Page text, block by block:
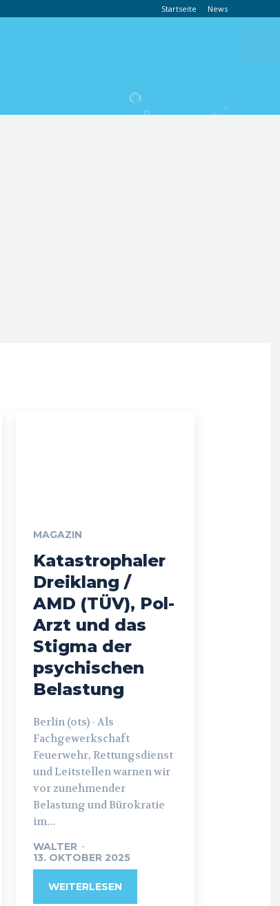
Startseite News
MAGAZIN
Katastrophaler
Dreiklang /
AMD (TÜV), Pol-
Arzt und das
Stigma der
psychischen
Belastung
Berlin (ots) - Als
Fachgewerkschaft
Feuerwehr, Rettungsdienst
und Leitstellen warnen wir
vor zunehmender
Belastung und Bürokratie
im...
WALTER -
13. OKTOBER 2025
WEITERLESEN